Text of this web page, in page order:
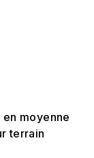
moyenne
terrain